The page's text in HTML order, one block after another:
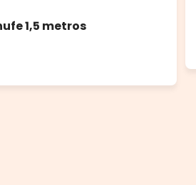
1,5 metros